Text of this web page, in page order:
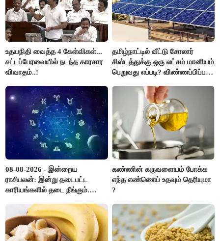
உதயநிதி வைத்த 4 கேள்விகள்...
சட்டப்பேரவையில் நடந்த காரசார
விவாதம்..!
தமிழ்நாட்டில் வீட்டு சோலார்
சிஸ்டத்துக்கு ஒரு லட்சம் மானியம்
பெறுவது எப்படி? விண்ணப்பிப்பது
08-08-2026 - இன்றைய
ராசிபலன்: இன்று தடைபட்ட
காரியங்களில் தடை நீங்கும்.
இருக்கும். ஆன்மீக எண்ணம்
அதிகரிக்கும்..!
கண்ணின் கருவளையம் போக்க
எந்த எண்ணெய் உதவும் தெரியுமா
?